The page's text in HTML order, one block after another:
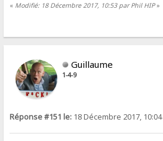
« Modifié: 18 Décembre 2017, 10:53 par Phil HIP»
Guillaume
1-4-9
Réponse #151 le: 18 Décembre 2017, 10:04